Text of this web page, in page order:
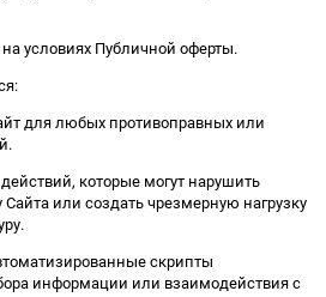
условиях Публичной оферты.
для любых противоправных или
которые могут нарушить
или создать чрезмерную нагрузку
скрипты
информации или взаимодействия с